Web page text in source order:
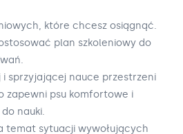
które chcesz osiągnąć.
plan szkoleniowy do
i sprzyjającej nauce przestrzeni
zapewni psu komfortowe i
nauki.
temat sytuacji wywołujących